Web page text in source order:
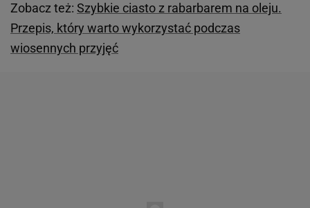
Zobacz też: Szybkie ciasto z rabarbarem na oleju.
Przepis, który warto wykorzystać podczas
wiosennych przyjęć